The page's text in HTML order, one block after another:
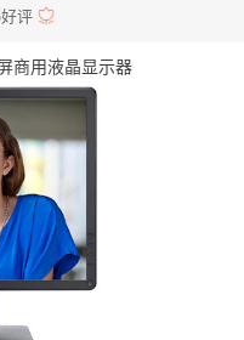
评
商用液晶显示器